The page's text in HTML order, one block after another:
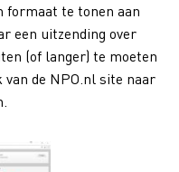
formaat te tonen aan
een uitzending over
(of langer) te moeten
de NPO.nl site naar